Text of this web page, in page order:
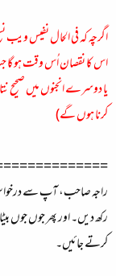
اگرچہ کہ فی الحال نفیس ویب
اس کا نقصان اُس وقت ہو گا
کرنا ہوں گے)
راجہ صاحب، آپ سے
رکھ دیں۔ اور پھر جوں جوں
کرتے جائیں۔